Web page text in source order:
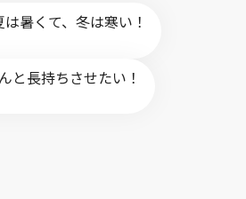
暑くて、冬は寒い！
と長持ちさせたい！